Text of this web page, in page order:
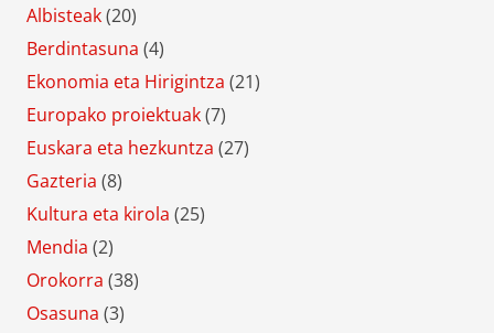
Albisteak(20)
Berdintasuna (4)
Ekonomia eta Hirigintza (21)
Europako proiektuak(7)
Euskara eta hezkuntza (27)
Gazteria (8)
Kultura eta kirola (25)
Mendia (2)
Orokorra (38)
Osasuna (3)